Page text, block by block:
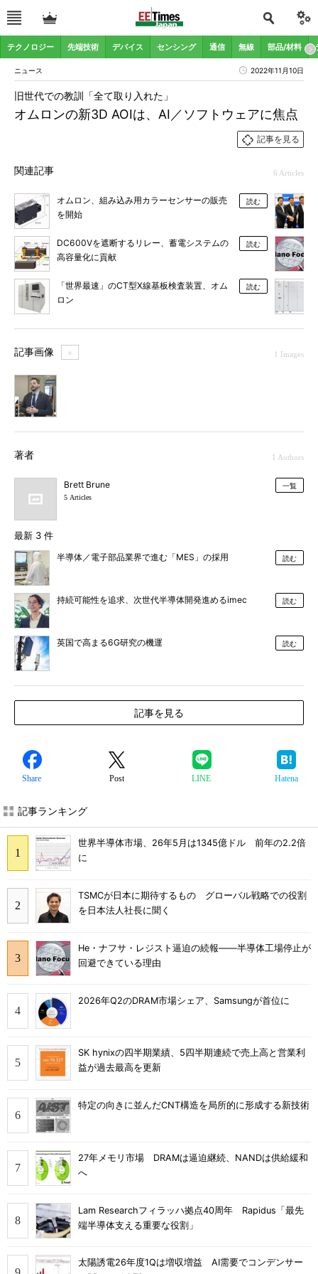
テクノロジー 先端技術 デバイス センシング 通信 無線 部品/材料
ニュース 2022年11月10日
オムロンの新3D AOIは、AI／ソフトウェアに焦点
旧世代での教訓「全て取り入れた」
記事を見る
関連記事 6 Articles
オムロン、組み込み用カラーセンサーの販売
を開始
読む
DC600Vを遮断するリレー、蓄電システムの
高容量化に貢献
読む
「世界最速」のCT型X線基板検査装置、オム
ロン
読む
記事画像 ＋ 1 Images
著者 1 Authors
Brett Brune
5 Articles
一覧
最新 3 件
半導体／電子部品業界で進む「MES」の採用 読む
持続可能性を追求、次世代半導体開発進めるimec 読む
英国で高まる6G研究の機運 読む
記事を見る
Share Post LINE Hatena
記事ランキング
世界半導体市場、26年5月は1345億ドル 前年の2.2倍
に
TSMCが日本に期待するもの グローバル戦略での役割
を日本法人社長に聞く
He・ナフサ・レジスト逼迫の続報――半導体工場停止が
回避できている理由
2026年Q2のDRAM市場シェア、Samsungが首位に
SK hynixの四半期業績、5四半期連続で売上高と営業利
益が過去最高を更新
特定の向きに並んだCNT構造を局所的に形成する新技術
27年メモリ市場 DRAMは逼迫継続、NANDは供給緩和
へ
Lam Researchフィラッハ拠点40周年 Rapidus「最先
端半導体支える重要な役割」
太陽誘電26年度1Qは増収増益 AI需要でコンデンサー